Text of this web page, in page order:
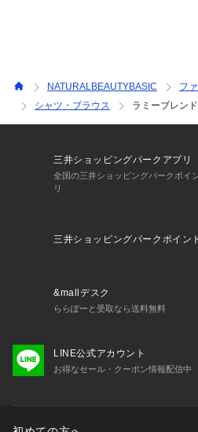
NATURALBEAUTYBASIC フ
シャツ・ブラウス
ラミーブレン
三井ショッピングパークアプリ
全国の三井ショッピングパークポイ
リ
三井ショッピングパークポイント
&mallデスク
ららぽーと受取なら送料無料
LINE公式アカウント
お得なセール・クーポン情報配信中